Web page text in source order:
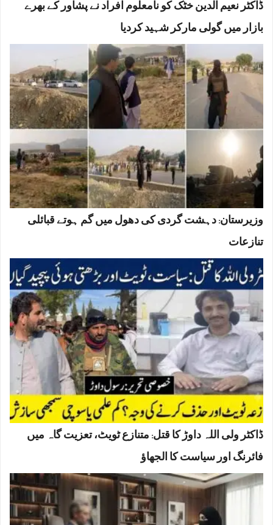
ڈاکٹر نعیم الدین خٹک کو نامعلوم افراد نے پشاور کے بھرے
بازار میں گولی مارکر شہید کردیا
وزیرستان: دہشت گردی کی دھول میں گم ہوتے قبائلی
تنازعات
ڈاکٹر ولی اللہ داوڑ کا قتل: متنازع ٹویٹ، تعزیت گاہ میں
فائرنگ اور سیاست کا الجھاؤ